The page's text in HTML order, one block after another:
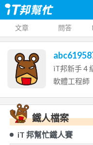
文章 問答
iT邦新手4
軟體工程師
鐵人檔案
iT 邦幫忙鐵人賽